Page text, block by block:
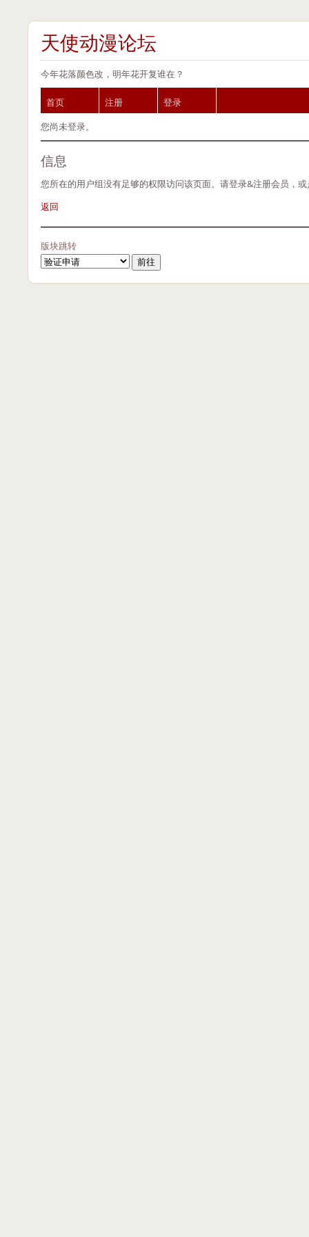
天使动漫论坛
今年花落颜色改，明年花开复谁在？
首页 注册
登录
您尚未登录。
信息
您所在的用户组没有足够的权限访问该页面。请登录&注册会员，
返回
版块跳转